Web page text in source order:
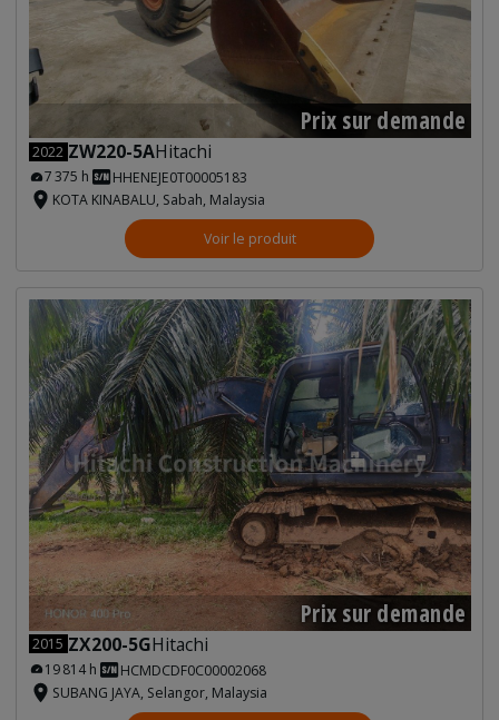
Prix sur demande
2022 ZW220-5AHitachi
7 375 h
HHENEJE0T00005183
KOTA KINABALU, Sabah, Malaysia
Voir le produit
Prix sur demande
2015 ZX200-5GHitachi
19 814 h
HCMDCDF0C00002068
SUBANG JAYA, Selangor, Malaysia